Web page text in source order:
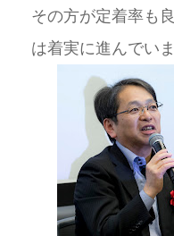
その方が定着率も
は着実に進んでいま